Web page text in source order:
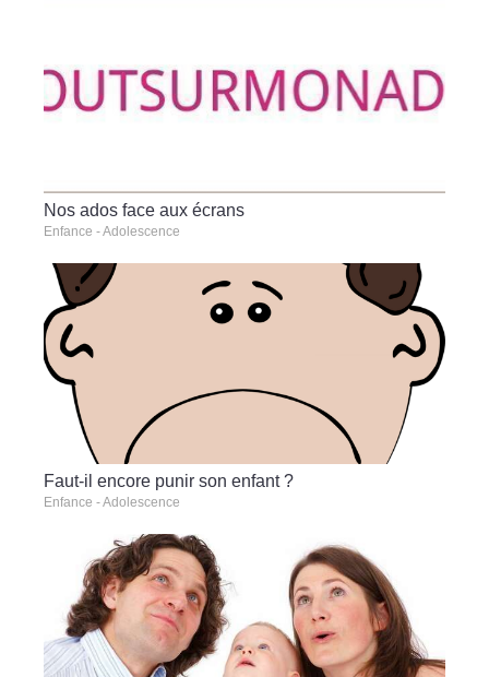
Nos ados face aux écrans
Enfance - Adolescence
Faut-il encore punir son enfant ?
Enfance - Adolescence